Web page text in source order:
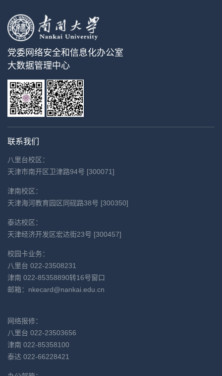
党委网络安全和信息化办公室
大数据管理中心
联系我们
八里台校区：
天津市南开区卫津路94号 [300071]
津南校区：
天津海河教育园区同砚路38号 [300350]
泰达校区：
天津经济开发区宏达街23号 [300457]
校园卡业务：
八里台 022-23508231
津南 022-85358890转16号窗口
邮箱： nkecard@nankai.edu.cn
网络报修：
八里台 022-23503656
津南 022-85358100
泰达 022-66228421